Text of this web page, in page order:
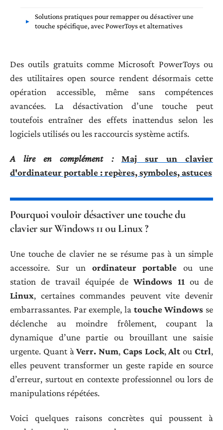
Solutions pratiques pour remapper ou désactiver une
touche spécifique, avec PowerToys et alternatives
Des outils gratuits comme Microsoft PowerToys ou
des utilitaires open source rendent désormais cette
opération accessible, même sans compétences
avancées. La désactivation d’une touche peut
toutefois entraîner des effets inattendus selon les
logiciels utilisés ou les raccourcis système actifs.
A lire en complément :
Maj sur un clavier
d'ordinateur portable : repères, symboles, astuces
Pourquoi vouloir désactiver une touche du
clavier sur Windows 11 ou Linux ?
Une touche de clavier ne se résume pas à un simple
accessoire. Sur un ordinateur portable ou une
station de travail équipée deWindows 11 ou de
Linux, certaines commandes peuvent vite devenir
embarrassantes. Par exemple, la touche Windows se
déclenche au moindre frôlement, coupant la
dynamique d’une partie ou brouillant une saisie
urgente. Quant àVerr. Num, Caps Lock,Alt ouCtrl,
elles peuvent transformer un geste rapide en source
d’erreur, surtout en contexte professionnel ou lors de
manipulations répétées.
Voici quelques raisons concrètes qui poussent à